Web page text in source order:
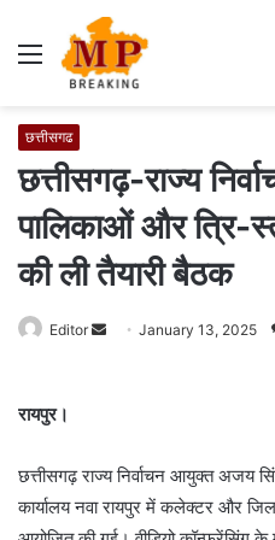
Menu
छत्तीसगढ
छत्तीसगढ़-राज्य
पालिकाओं और त्रि-
की ली तैयारी बैठक
Editor
n
e
m
January 13, 2025
रायपुर।
छत्तीसगढ़ राज्य निर्वाचन आयुक्त अजय
कार्यालय नवा रायपुर में कलेक्टर और